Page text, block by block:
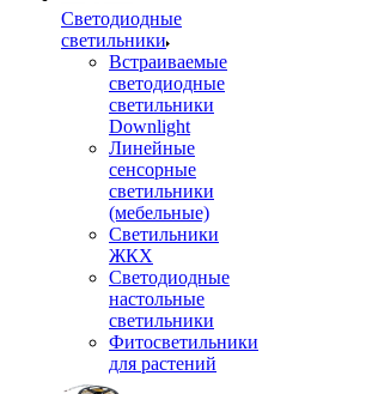
Светодиодные
светильники
Встраиваемые
светодиодные
светильники
Downlight
Линейные
сенсорные
светильники
(мебельные)
Светильники
ЖКХ
Светодиодные
настольные
светильники
Фитосветильники
для растений